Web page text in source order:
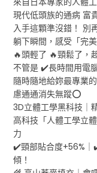
現代低頭族的通病 富
入手這顆準沒錯！ 別
躺下瞬間，感受「完
🔥頭輕了 🔥頸鬆了，
不管是 ✔️長時間用電
隨時隨地給妳最專業
慮通通消失無蹤⭕
3D立體工學黑科技｜
高科技「人體工學立
力
✔️頸部貼合度+56%｜
傾！